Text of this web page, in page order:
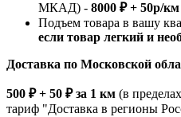
МКАД) - 8000 ₽ + 50р/
Подъем товара в вашу
если товар легкий и
Доставка по Московской
500 ₽ + 50 ₽ за 1 км (в
тариф "Доставка в регионы